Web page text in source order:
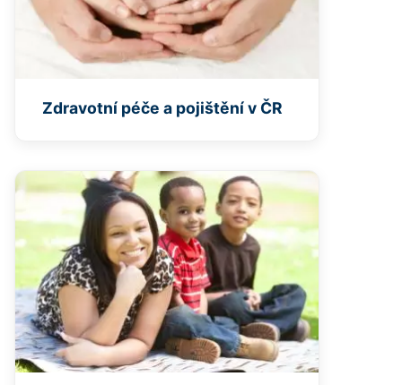
Zdravotní péče a pojištění v ČR